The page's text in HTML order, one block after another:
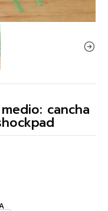
cancha